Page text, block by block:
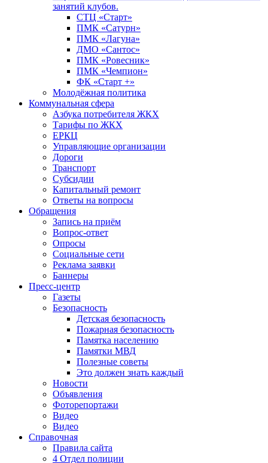
занятий клубов.
СТЦ «Старт»
ПМК «Сатурн»
ПМК «Лагуна»
ДМО «Сантос»
ПМК «Ровесник»
ПМК «Чемпион»
ФК «Старт +»
Молодёжная политика
Коммунальная сфера
Азбука потребителя ЖКХ
Тарифы по ЖКХ
ЕРКЦ
Управляющие организации
Дороги
Транспорт
Субсидии
Капитальный ремонт
Ответы на вопросы
Обращения
Запись на приём
Вопрос-ответ
Опросы
Социальные сети
Реклама заявки
Баннеры
Пресс-центр
Газеты
Безопасность
Детская безопасность
Пожарная безопасность
Памятка населению
Памятки МВД
Полезные советы
Это должен знать каждый
Новости
Объявления
Фоторепортажи
Видео
Видео
Справочная
Правила сайта
4 Отдел полиции